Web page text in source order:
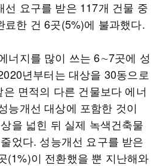
선 요구를 받은 117개 건물 중
료한 건 6곳(5%)에 불과했다.
너지를 많이 쓰는 6∼7곳에 성
년부터는 대상을 30동으로
면적의 다른 건물보다 에너
능개선 대상에 포함한 것이
을 넓힌 뒤 실제 녹색건축물
었다. 성능개선 요구를 받은
(1%)이 전환했을 뿐 지난해와